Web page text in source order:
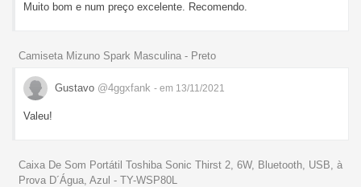
Muito bom e num preço excelente. Recomendo.
Camiseta Mizuno Spark Masculina - Preto
Gustavo @4ggxfank - em 13/11/2021
Valeu!
Caixa De Som Portátil Toshiba Sonic Thirst 2, 6W, Bluetooth, USB, à
Prova D´Água, Azul - TY-WSP80L